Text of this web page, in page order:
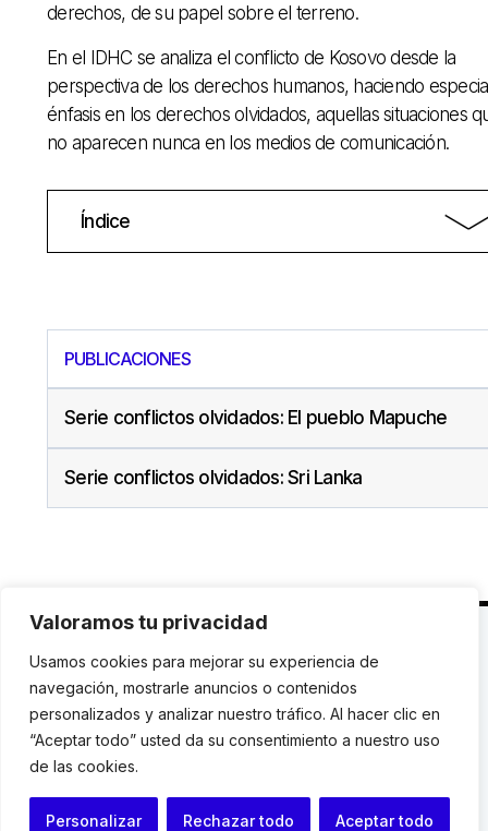
Valoramos tu privacidad
Usamos cookies para mejorar su experiencia de
navegación, mostrarle anuncios o contenidos
personalizados y analizar nuestro tráfico. Al hacer clic en
“Aceptar todo” usted da su consentimiento a nuestro uso
de las cookies.
Personalizar Rechazar todo Aceptar todo
derechos, de su papel sobre el terreno.
En el IDHC se analiza el conflicto de Kosovo desde la
perspectiva de los derechos humanos, haciendo
énfasis en los derechos olvidados, aquellas situaciones
no aparecen nunca en los medios de comunicación.
Índice
PUBLICACIONES
Serie conflictos olvidados: El pueblo Mapuche
Serie conflictos olvidados: Sri Lanka
C. Avinyó 44, 2n | 08002 Barcelona |
T.: +34 93
119 03 72|institut@idhc.org
© Institut de Drets Humans de Catalunya.
Aviso legal|Cookies|Contacto